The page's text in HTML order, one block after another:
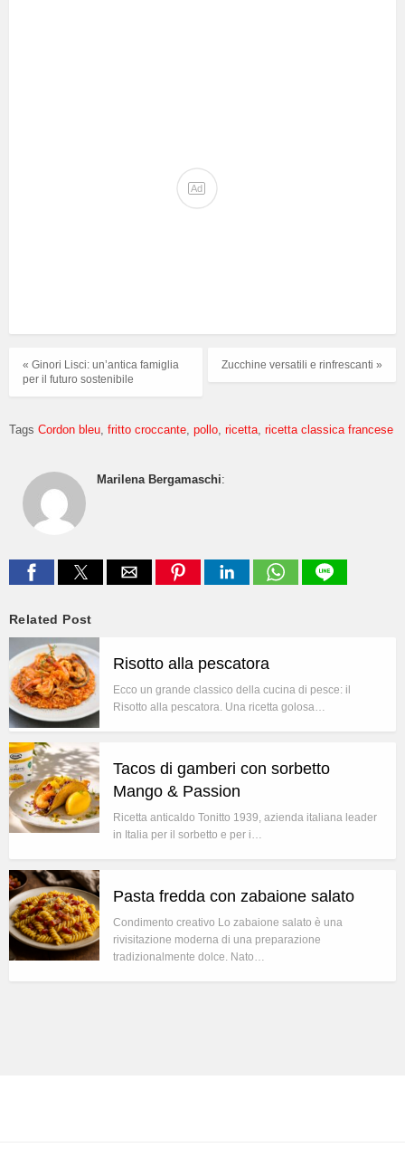
Ad
Zucchine versatili e rinfrescanti »
« Ginori Lisci: un’antica famiglia
per il futuro sostenibile
Tags Cordon bleu fritto croccante pollo ricetta ricetta classica francese
Marilena Bergamaschi:
Related Post
Risotto alla pescatora
Ecco un grande classico della cucina di pesce: il
Risotto alla pescatora. Una ricetta golosa…
Tacos di gamberi con sorbetto
Mango & Passion
Ricetta anticaldo Tonitto 1939, azienda italiana leader
in Italia per il sorbetto e per i…
Pasta fredda con zabaione salato
Condimento creativo Lo zabaione salato è una
rivisitazione moderna di una preparazione
tradizionalmente dolce. Nato…